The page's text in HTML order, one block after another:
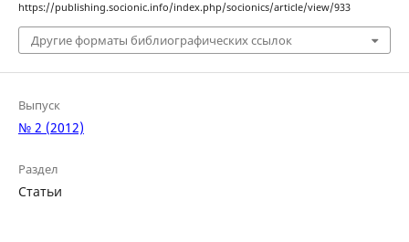
https://publishing.socionic.info/index.php/socionics/article/view/933
Другие форматы библиографических ссылок
Выпуск
№ 2 (2012)
Раздел
Статьи